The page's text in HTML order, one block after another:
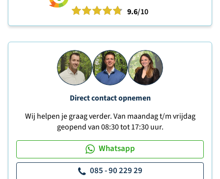
9.6/10
Direct contact opnemen
Wij helpen je graag verder. Van maandag t/m vrijdag
geopend van 08:30 tot 17:30 uur.
Whatsapp
085 - 90 229 29